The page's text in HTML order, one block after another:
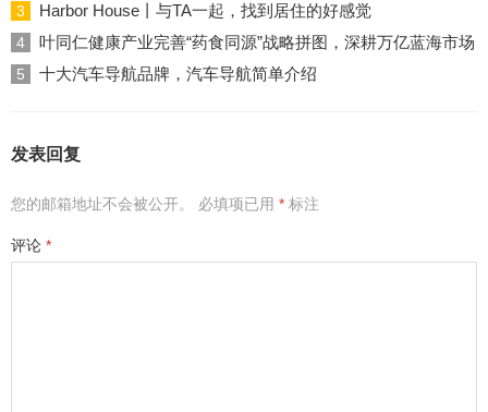
3 Harbor House丨与TA一起，找到居住的好感觉
4 叶同仁健康产业完善“药食同源”战略拼图，深耕万亿蓝海市场
5 十大汽车导航品牌，汽车导航简单介绍
发表回复
您的邮箱地址不会被公开。 必填项已用 * 标注
评论 *